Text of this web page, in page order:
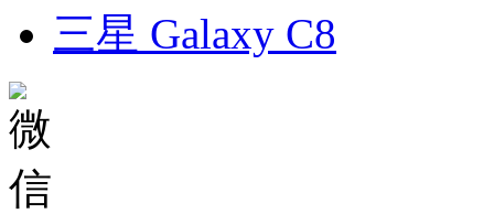
三星 Galaxy C8